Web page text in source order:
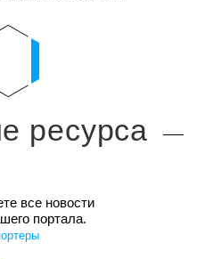
ресурса
все новости
портала.